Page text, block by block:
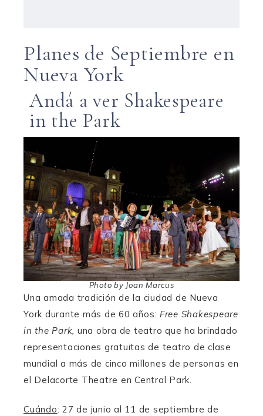
Planes de Septiembre en
Nueva York
Andá a ver Shakespeare
in the Park
Photo by Joan Marcus
Una amada tradición de la ciudad de Nueva
York durante más de 60 años: Free Shakespeare
in the Park, una obra de teatro que ha brindado
representaciones gratuitas de teatro de clase
mundial a más de cinco millones de personas en
el Delacorte Theatre en Central Park.
Cuándo: 27 de junio al 11 de septiembre de